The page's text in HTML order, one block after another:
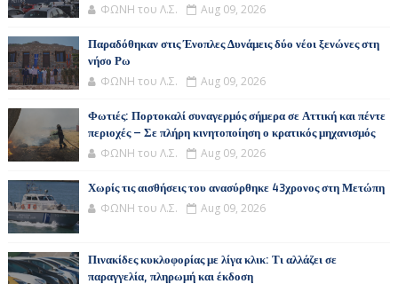
ΦΩΝΗ του Λ.Σ. Aug 09, 2026
Παραδόθηκαν στις Ένοπλες Δυνάμεις δύο νέοι ξενώνες στη
νήσο Ρω
ΦΩΝΗ του Λ.Σ. Aug 09, 2026
Φωτιές: Πορτοκαλί συναγερμός σήμερα σε Αττική και πέντε
περιοχές – Σε πλήρη κινητοποίηση ο κρατικός μηχανισμός
ΦΩΝΗ του Λ.Σ. Aug 09, 2026
Χωρίς τις αισθήσεις του ανασύρθηκε 43χρονος στη Μετώπη
ΦΩΝΗ του Λ.Σ. Aug 09, 2026
Πινακίδες κυκλοφορίας με λίγα κλικ: Τι αλλάζει σε
παραγγελία, πληρωμή και έκδοση